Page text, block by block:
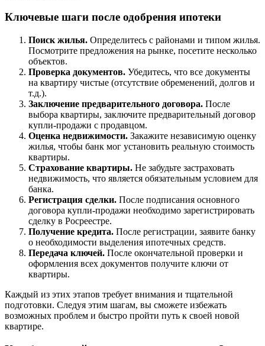
Ключевые шаги после одобрения ипотеки
Поиск жилья. Определитесь с районами и типом жилья.
Посмотрите предложения на рынке, посетите несколько
объектов.
Проверка документов. Убедитесь, что все документы
на квартиру чистые (отсутствие обременений, долгов и
т.д.).
Заключение предварительного договора. После
выбора квартиры, заключите предварительный договор
купли-продажи с продавцом.
Оценка недвижимости. Закажите независимую оценку
жилья, чтобы банк мог установить реальную стоимость
квартиры.
Страхование квартиры. Не забудьте застраховать
недвижимость, что является обязательным условием для
банка.
Регистрация сделки. После подписания основного
договора купли-продажи необходимо зарегистрировать
сделку в Росреестре.
Получение кредита. После регистрации, заявите банку
о необходимости выделения ипотечных средств.
Передача ключей. После окончательной проверки и
оформления всех документов получите ключи от
квартиры.
Каждый из этих этапов требует внимания и тщательной
подготовки. Следуя этим шагам, вы сможете избежать
возможных проблем и быстро пройти путь к своей новой
квартире.